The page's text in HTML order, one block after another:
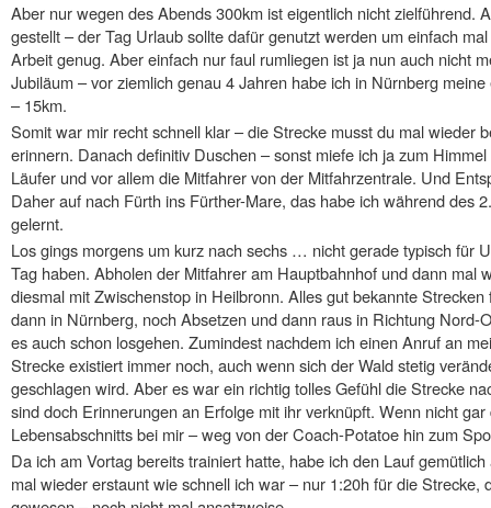
Aber nur wegen des Abends 300km ist eigentlich nicht zielführend.
gestellt – der Tag Urlaub sollte dafür genutzt werden um einfach
Arbeit genug. Aber einfach nur faul rumliegen ist ja nun auch nicht
Jubiläum – vor ziemlich genau 4 Jahren habe ich in Nürnberg
– 15km.
Somit war mir recht schnell klar – die Strecke musst du mal wieder
erinnern. Danach definitiv Duschen – sonst miefe ich ja zum
Läufer und vor allem die Mitfahrer von der Mitfahrzentrale. Und
Daher auf nach Fürth ins Fürther-Mare, das habe ich während des
gelernt.
Los gings morgens um kurz nach sechs … nicht gerade typisch für
Tag haben. Abholen der Mitfahrer am Hauptbahnhof und dann mal
diesmal mit Zwischenstop in Heilbronn. Alles gut bekannte
dann in Nürnberg, noch Absetzen und dann raus in Richtung Nord-
es auch schon losgehen. Zumindest nachdem ich einen Anruf an
Strecke existiert immer noch, auch wenn sich der Wald stetig
geschlagen wird. Aber es war ein richtig tolles Gefühl die Strecke
sind doch Erinnerungen an Erfolge mit ihr verknüpft. Wenn nicht
Lebensabschnitts bei mir – weg von der Coach-Potatoe hin zum
Da ich am Vortag bereits trainiert hatte, habe ich den Lauf
mal wieder erstaunt wie schnell ich war – nur 1:20h für die Strecke,